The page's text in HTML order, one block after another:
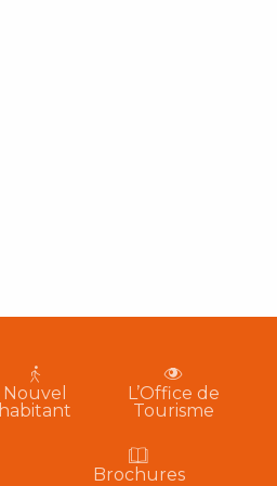
Nouvel
habitant
L’Office de
Tourisme
Brochures